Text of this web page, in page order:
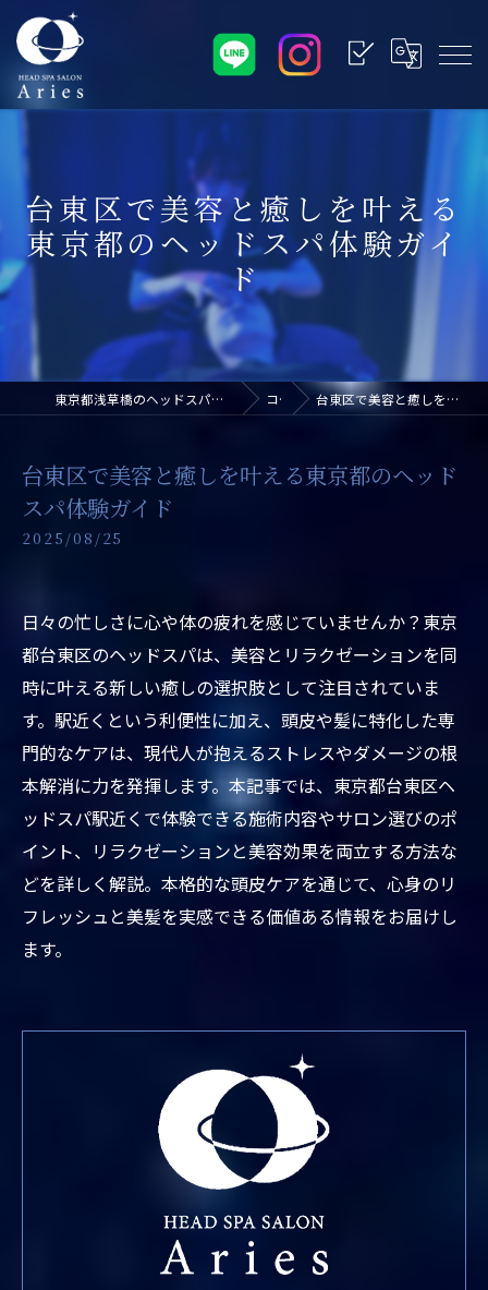
台東区で美容と癒しを叶える
東京都のヘッドスパ体験ガイ
ド
東京都浅草橋のヘッドスパなら浅草橋ドライヘッドスパ専門店アリエス コラム 台東区で美容と癒しを叶える東京都のヘッドスパ体験ガイド
台東区で美容と癒しを叶える東京都のヘッド
スパ体験ガイド
2025/08/25
日々の忙しさに心や体の疲れを感じていませんか？東京
都台東区のヘッドスパは、美容とリラクゼーションを同
時に叶える新しい癒しの選択肢として注目されていま
す。駅近くという利便性に加え、頭皮や髪に特化した専
門的なケアは、現代人が抱えるストレスやダメージの根
本解消に力を発揮します。本記事では、東京都台東区ヘ
ッドスパ駅近くで体験できる施術内容やサロン選びのポ
イント、リラクゼーションと美容効果を両立する方法な
どを詳しく解説。本格的な頭皮ケアを通じて、心身のリ
フレッシュと美髪を実感できる価値ある情報をお届けし
ます。